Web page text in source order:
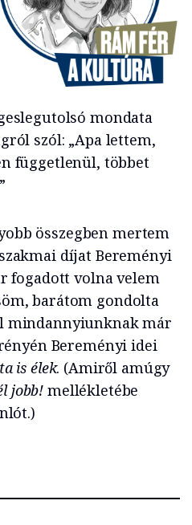
mondata
szól: „Apa lettem,
függetlenül, többet
összegben mertem
díjat Bereményi
fogadott volna velem
barátom gondolta
mindannyiunknak már
Bereményi idei
is élek. (Amiről amúgy
jobb! mellékletébe